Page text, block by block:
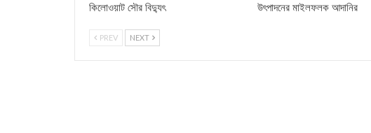
কিলোওয়াট সৌর বিদ্যুৎ
উৎপাদনের মাইলফলক আদানির
PREV NEXT